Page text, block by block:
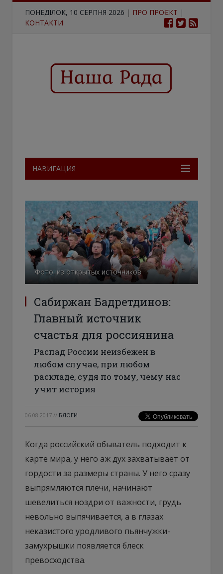
ПОНЕДІЛОК, 10 СЕРПНЯ 2026 | ПРО ПРОЄКТ |
КОНТАКТИ
НАВИГАЦИЯ
Фото: из открытых источников
Сабиржан Бадретдинов:
Главный источник
счастья для россиянина
Распад России неизбежен в
любом случае, при любом
раскладе, судя по тому, чему нас
учит история
06.08.2017 // БЛОГИ
Когда российский обыватель подходит к
карте мира, у него аж дух захватывает от
гордости за размеры страны. У него сразу
выпрямляются плечи, начинают
шевелиться ноздри от важности, грудь
невольно выпячивается, а в глазах
неказистого уродливого пьянчужки-
замухрышки появляется блеск
превосходства.